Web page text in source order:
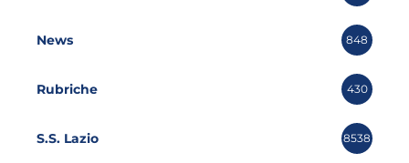
News 848
Rubriche 430
S.S. Lazio 8538